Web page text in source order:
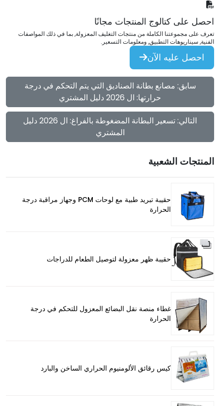
احصل على كتالوج المنتجات مجانًا
تعرف على مجموعتنا الكاملة من منتجات التغليف المعزولة, بما في ذلك المواصفات
الفنية, سيناريوهات التطبيق, ومعلومات التسعير.
احصل عليه الآن
سابق: مصانع بطانة الصناديق التي يتم التحكم في درجة
حرارتها: ال 2026 دليل المشتري
التالي: تسعير البطانة المضغوطة بالفراغ: ال 2026 دليل
المشتري
المنتجات الشعبية
حقيبة تبريد طبية مع لوحات PCM وجهاز مراقبة درجة
الحرارة
حقيبة ظهر معزولة لتوصيل الطعام للدراجات
غطاء منصة نقل البضائع المعزول للتحكم في درجة
الحرارة
كيس رقائق الألومنيوم الحراري الساخن والبارد